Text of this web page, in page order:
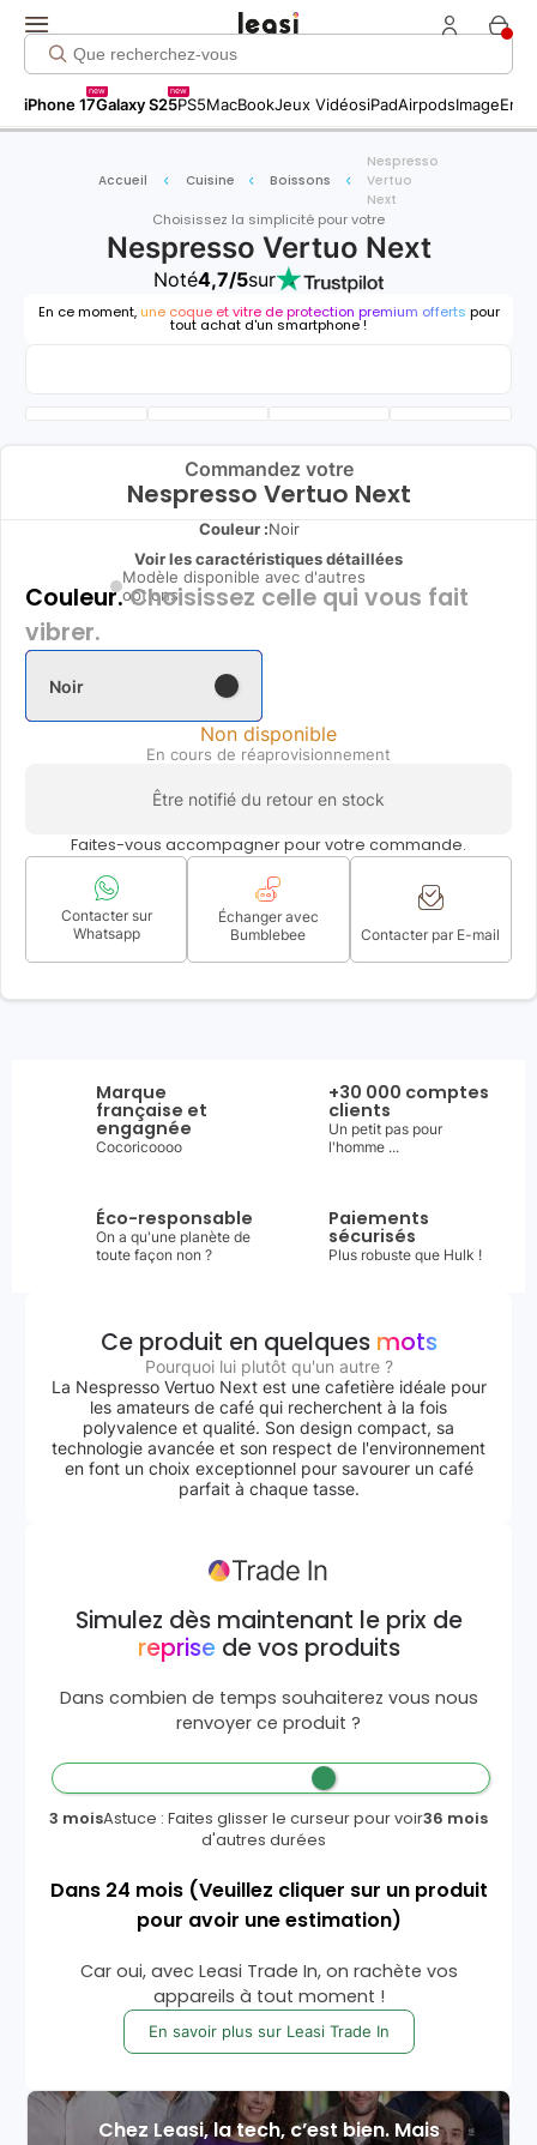
iPhone 17
new
Galaxy S25
new
PS5MacBookJeux VidéosiPadAirpodsImage
Accueil Cuisine Boissons
Nespresso
Vertuo
Next
Choisissez la simplicité pour votre
Nespresso Vertuo Next
Noté4,7/5sur
En ce moment, une coque et vitre de protection premium offerts pour
tout achat d'un smartphone !
Commandez votre
Nespresso Vertuo Next
Couleur :Noir
Voir les caractéristiques détaillées
Modèle disponible avec d'autres
options
Couleur.Choisissez celle qui vous fait
vibrer.
Noir
Non disponible
En cours de réaprovisionnement
Être notifié du retour en stock
Faites-vous accompagner pour votre commande.
Contacter sur
Whatsapp
Échanger avec
Bumblebee
Contacter par E-mail
Marque
française et
engagnée
Cocoricoooo
+30 000 comptes
clients
Un petit pas pour
l'homme ...
Éco-responsable
On a qu'une planète de
toute façon non ?
Paiements
sécurisés
Plus robuste que Hulk !
Ce produit en quelques mots
Pourquoi lui plutôt qu'un autre ?
La Nespresso Vertuo Next est une cafetière idéale pour
les amateurs de café qui recherchent à la fois
polyvalence et qualité. Son design compact, sa
technologie avancée et son respect de l'environnement
en font un choix exceptionnel pour savourer un café
parfait à chaque tasse.
Simulez dès maintenant le prix de
reprisede vos produits
Dans combien de temps souhaiterez vous nous
renvoyer ce produit ?
3 moisAstuce : Faites glisser le curseur pour voir
d'autres durées
36 mois
Dans 24 mois (Veuillez cliquer sur un produit
pour avoir une estimation)
Car oui, avec Leasi Trade In, on rachète vos
appareils à tout moment !
En savoir plus sur Leasi Trade In
Chez Leasi, la tech, c’est bien. Mais